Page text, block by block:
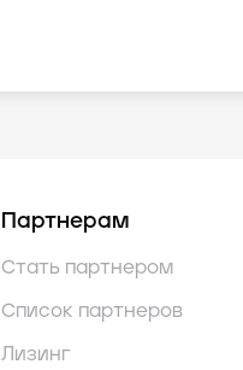
Партнерам
Стать партнером
Список партнеров
Лизинг